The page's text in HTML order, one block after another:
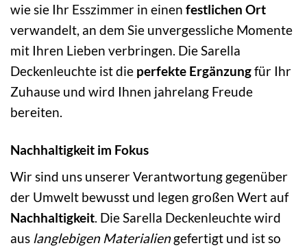
wie sie Ihr Esszimmer in einen festlichen Ort
verwandelt, an dem Sie unvergessliche Momente
mit Ihren Lieben verbringen. Die Sarella
Deckenleuchte ist die perfekte Ergänzungfür Ihr
Zuhause und wird Ihnen jahrelang Freude
bereiten.
Nachhaltigkeit im Fokus
Wir sind uns unserer Verantwortung gegenüber
der Umwelt bewusst und legen großen Wert auf
Nachhaltigkeit. Die Sarella Deckenleuchte wird
aus langlebigen Materialiengefertigt und ist so